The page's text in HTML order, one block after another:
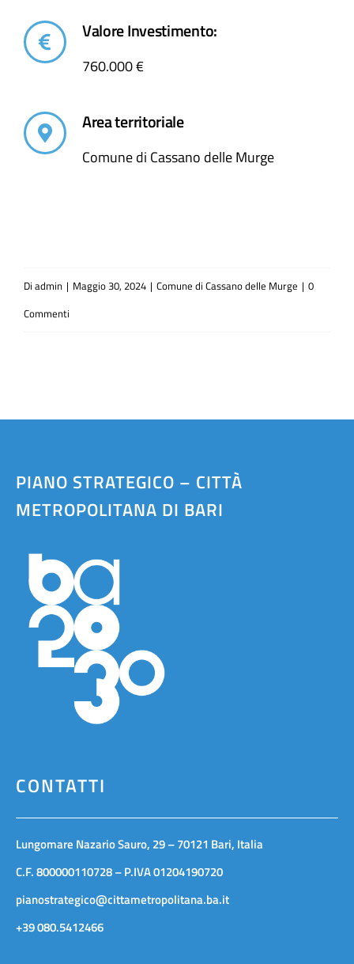
Valore Investimento:
760.000 €
Area territoriale
Comune di Cassano delle Murge
Di admin | Maggio 30, 2024 | Comune di Cassano delle Murge | 0
Commenti
PIANO STRATEGICO – CITTÀ
METROPOLITANA DI BARI
CONTATTI
Lungomare Nazario Sauro, 29 – 70121 Bari, Italia
C.F. 800000110728 – P.IVA 01204190720
pianostrategico@cittametropolitana.ba.it
+39 080.5412466